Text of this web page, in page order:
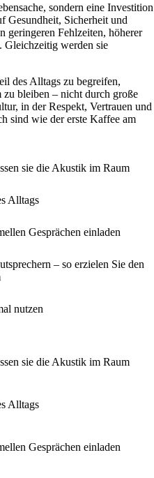
sondern eine Investition
Gesundheit, Sicherheit und
geringeren Fehlzeiten, höherer
werden sie
des Alltags zu begreifen,
bleiben – nicht durch große
in der Respekt, Vertrauen und
sind wie der erste Kaffee am
sie die Akustik im Raum
Alltags
Gesprächen einladen
– so erzielen Sie den
nutzen
sie die Akustik im Raum
Alltags
Gesprächen einladen